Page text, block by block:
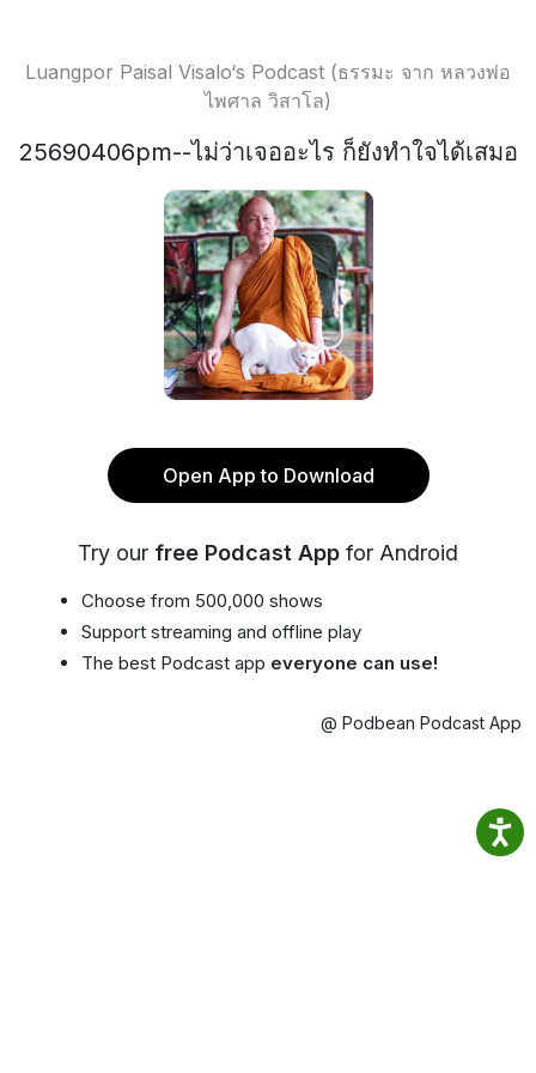
Luangpor Paisal Visalo‘s Podcast (ธรรมะ จาก หลวงพ่อ
ไพศาล วิสาโล)
25690406pm--ไม่ว่าเจออะไร ก็ยังทำใจได้เสมอ
Open App to Download
Try our free Podcast App for Android
Choose from 500,000 shows
Support streaming and offline play
The best Podcast app everyone can use!
@ Podbean Podcast App